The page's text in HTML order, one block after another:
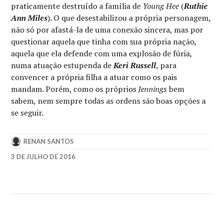
praticamente destruído a família de Young Hee (Ruthie
Ann Miles). O que desestabilizou a própria personagem,
não só por afastá-la de uma conexão sincera, mas por
questionar aquela que tinha com sua própria nação,
aquela que ela defende com uma explosão de fúria,
numa atuação estupenda deKeri Russell, para
convencer a própria filha a atuar como os pais
mandam. Porém, como os próprios Jennings bem
sabem, nem sempre todas as ordens são boas opções a
se seguir.
RENAN SANTOS
3 DE JULHO DE 2016